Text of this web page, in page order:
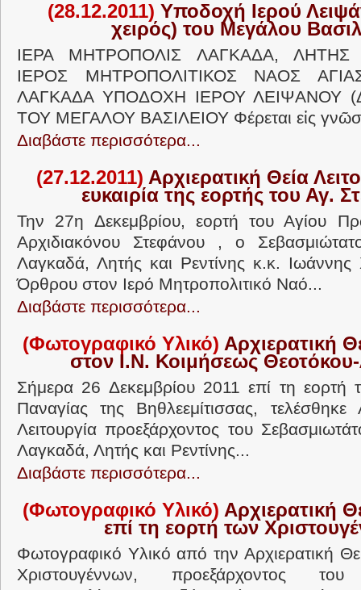
(28.12.2011) Υποδοχή Ιερού
χειρός) του Μεγάλου
ΙΕΡΑ ΜΗΤΡΟΠΟΛΙΣ ΛΑΓΚΑΔΑ, ΛΗΤΗΣ
ΙΕΡΟΣ ΜΗΤΡΟΠΟΛΙΤΙΚΟΣ ΝΑΟΣ
ΛΑΓΚΑΔΑ ΥΠΟΔΟΧΗ ΙΕΡΟΥ ΛΕΙΨΑΝΟΥ
ΤΟΥ ΜΕΓΑΛΟΥ ΒΑΣΙΛΕΙΟΥ Φέρεται εἰς
Διαβάστε περισσότερα...
(27.12.2011) Αρχιερατική Θεία
ευκαιρία της εορτής του Αγ.
Την 27η Δεκεμβρίου, εορτή του Αγίου
Αρχιδιακόνου Στεφάνου , o
Λαγκαδά, Λητής και Ρεντίνης κ.κ. Ιωάννης
Όρθρου στον Ιερό Μητροπολιτικό Ναό...
Διαβάστε περισσότερα...
(Φωτογραφικό Υλικό) Αρχιερατική
στον Ι.Ν. Κοιμήσεως
Σήμερα 26 Δεκεμβρίου 2011 επί τη εορτή
Παναγίας της Βηθλεεμίτισσας, τελέσθηκε
Λειτουργία προεξάρχοντος του
Λαγκαδά, Λητής και Ρεντίνης...
Διαβάστε περισσότερα...
(Φωτογραφικό Υλικό) Αρχιερατική
επί τη εορτή των
Φωτογραφικό Υλικό από την Αρχιερατική
Χριστουγέννων, προεξάρχοντος του